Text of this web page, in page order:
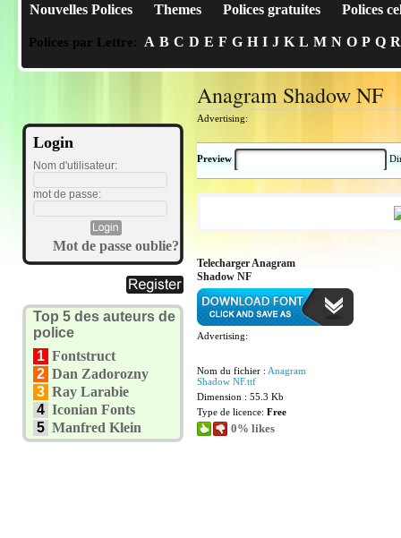
Nouvelles Polices Themes Polices gratuites Polices
Polices par Lettre: A B C D E F G H I J K L M N O P Q R
Login
Nom d'utilisateur:
mot de passe:
Mot de passe oublie?
Top 5 des auteurs de
police
1 Fontstruct
2 Dan Zadorozny
3 Ray Larabie
4 Iconian Fonts
5 Manfred Klein
Anagram Shadow NF
Advertising:
Preview
Telecharger Anagram
Shadow NF
Advertising:
Nom du fichier : Anagram
Shadow NF.ttf
Dimension : 55.3 Kb
Type de licence: Free
0% likes